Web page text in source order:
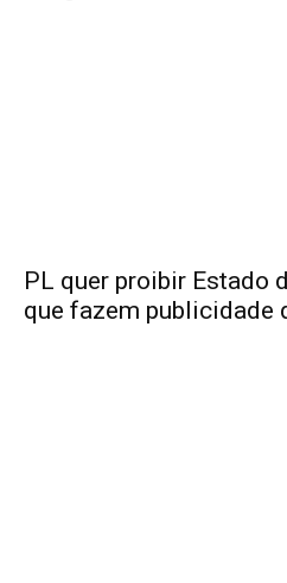
PL quer proibir Estado
que fazem publicidade